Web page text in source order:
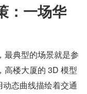
：一场华
最典型的场景就是参
高楼大厦的 3D 模型
态曲线描绘着交通